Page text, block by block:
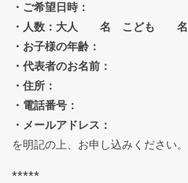
・ご希望日時：
・人数：大人 名 こども 名
・お子様の年齢：
・代表者のお名前：
・住所：
・電話番号：
・メールアドレス：
を明記の上、お申し込みください。
*****